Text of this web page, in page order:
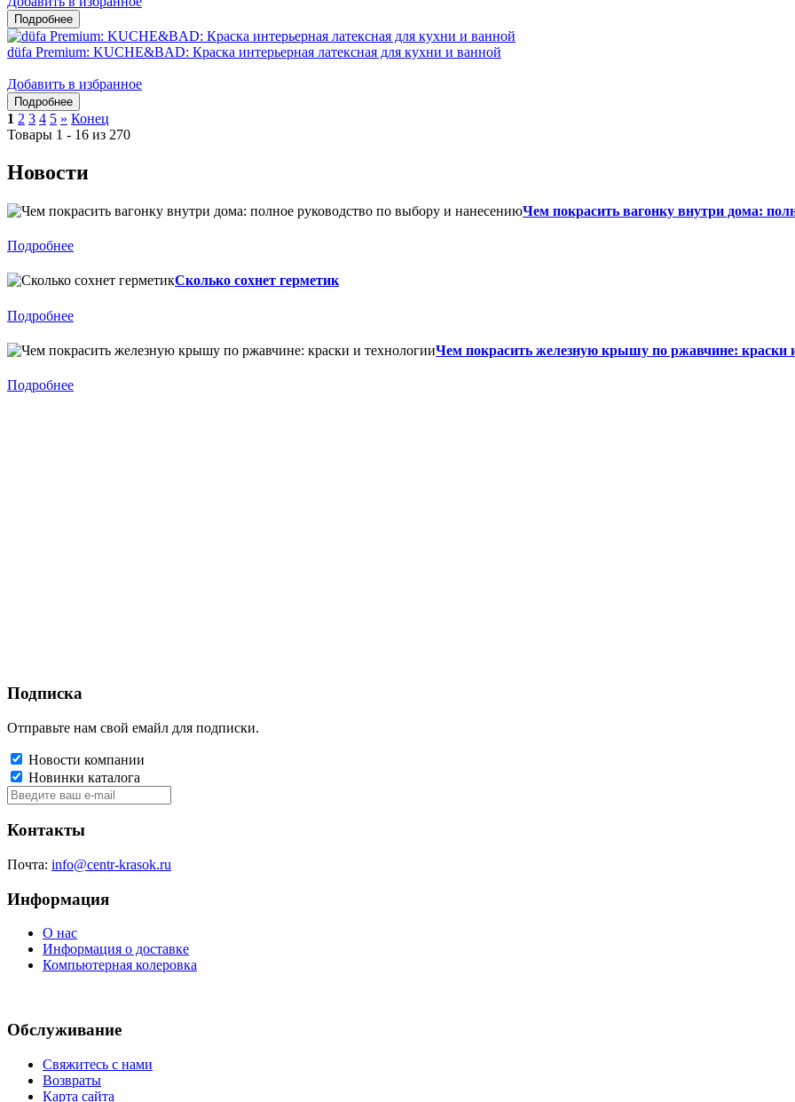
düfa Premium: KUCHE&BAD: Краска интерьерная латексная для кухни и ванной
Добавить в избранное
1 2 3 4 5 » Конец
Товары 1 - 16 из 270
Новости
Чем покрасить вагонку внутри дома:
Подробнее
Сколько сохнет герметик
Подробнее
Чем покрасить железную крышу по ржавчине: краски
Подробнее
Подписка
Отправьте нам свой емайл для подписки.
Новости компании
Новинки каталога
Контакты
Почта: info@centr-krasok.ru
Информация
О нас
Информация о доставке
Компьютерная колеровка
Обслуживание
Свяжитесь с нами
Возвраты
Карта сайта